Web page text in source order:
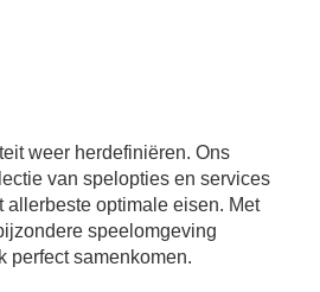
weer herdefiniëren. Ons
van spelopties en services
optimale eisen. Met
speelomgeving
perfect samenkomen.